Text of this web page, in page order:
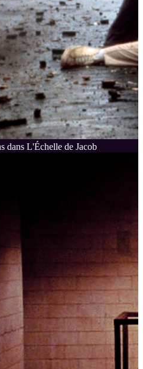
dans L'Échelle de Jacob